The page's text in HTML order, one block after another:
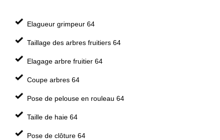
Elagueur grimpeur 64
Taillage des arbres fruitiers 64
Elagage arbre fruitier 64
Coupe arbres 64
Pose de pelouse en rouleau 64
Taille de haie 64
Pose de clôture 64